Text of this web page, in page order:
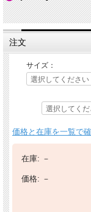
注文
サイズ：
価格と在庫を一覧で
在庫: －
価格: －